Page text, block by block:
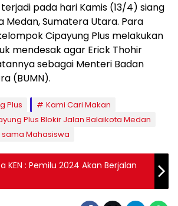
pada hari Kamis (13/4) siang
Medan, Sumatera Utara. Para
Cipayung Plus melakukan
mendesak agar Erick Thohir
sebagai Menteri Badan
(BUMN).
Plus
Kami Cari Makan
Plus Blokir Jalan Balaikota Medan
Mahasiswa
KEN : Pemilu 2024 Akan Berjalan